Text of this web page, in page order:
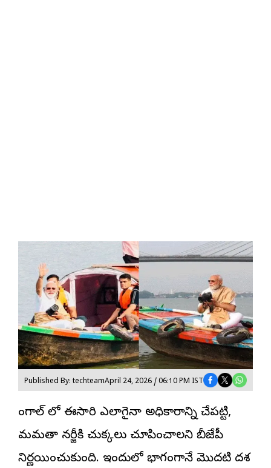
Published By: techteamApril 24, 2026 / 06:10 PM IST
బెంగాల్ లో ఈసారి ఎలాగైనా అధికారాన్ని చేపట్టి,
మమతా బెనర్జీకి చుక్కలు చూపించాలని బీజేపీ
నిర్ణయించుకుంది. ఇందులో భాగంగానే మొదటి దశ